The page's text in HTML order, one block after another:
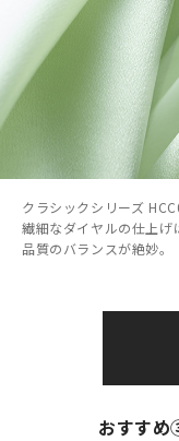
クラシックシリーズ
繊細なダイヤルの仕上げ
品質のバランスが絶妙。
おすすめ